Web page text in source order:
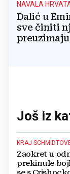
NAVALA
Dalić u
sve činiti
Još iz
KRAJ
Zaokret u
prekinule